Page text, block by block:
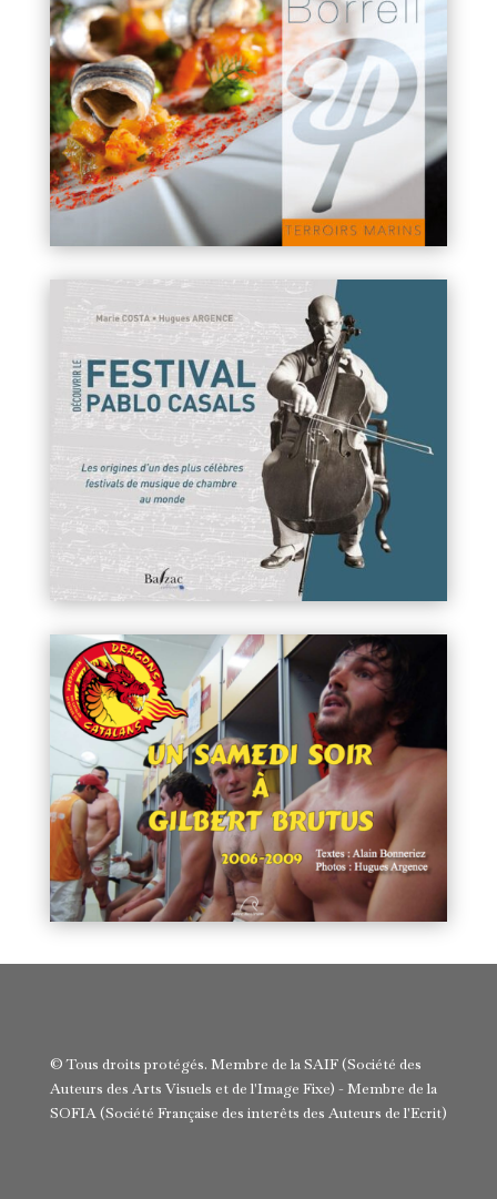
© Tous droits protégés. Membre de la SAIF (Société des
Auteurs des Arts Visuels et de l'Image Fixe) - Membre de la
SOFIA (Société Française des interêts des Auteurs de l'Ecrit)